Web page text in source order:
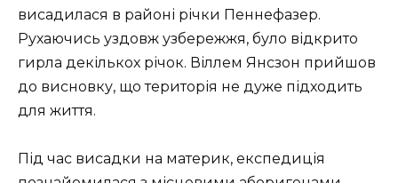
висадилася в районі річки Пеннефазер.
Рухаючись уздовж узбережжя, було відкрито
гирла декількох річок. Віллем Янсзон прийшов
до висновку, що територія не дуже підходить
для життя.
Під час висадки на материк, експедиція